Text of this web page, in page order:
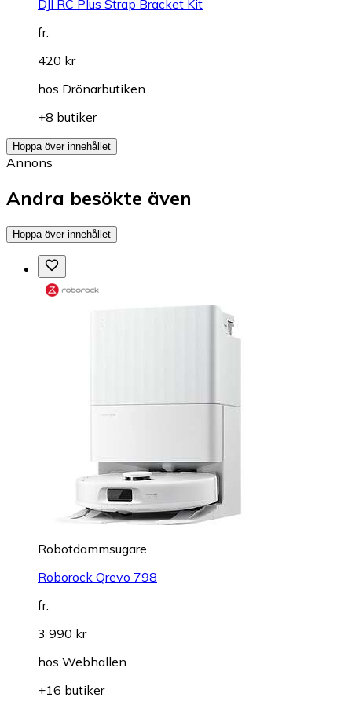
DJI RC Plus Strap Bracket Kit
fr.
420 kr
hos Drönarbutiken
+8 butiker
Hoppa över innehållet
Annons
Andra besökte även
Hoppa över innehållet
Robotdammsugare
Roborock Qrevo 798
fr.
3 990 kr
hos Webhallen
+16 butiker